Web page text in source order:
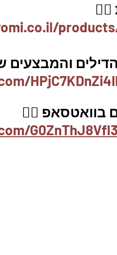
והמבצעים
בוואטסאפ 👇🏽